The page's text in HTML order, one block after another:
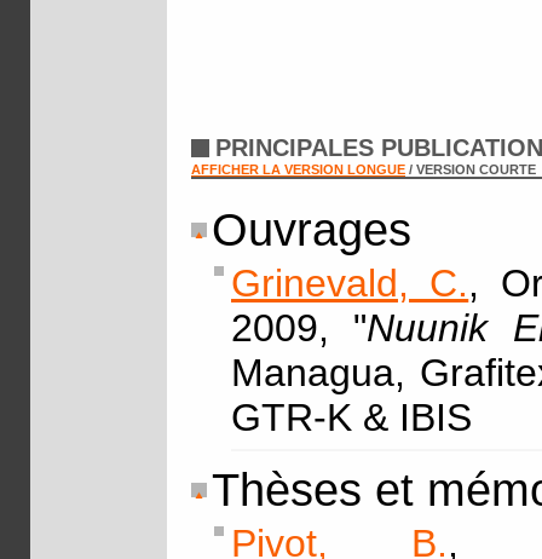
PRINCIPALES
AFFICHER LA VERSION LONGUE / VERSION COURTE
Ouvrages
Grinevald, C.,
2009, "Nuunik
Managua,
GTR-K & IBIS
Thèses et
Pivot, B.,